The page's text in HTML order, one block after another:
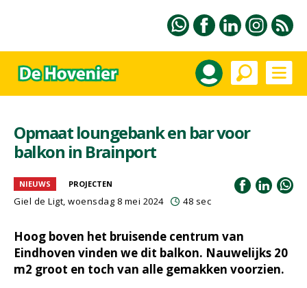
Opmaat loungebank en bar voor
balkon in Brainport
NIEUWS PROJECTEN
Giel de Ligt, woensdag 8 mei 2024 48 sec
Hoog boven het bruisende centrum van
Eindhoven vinden we dit balkon. Nauwelijks 20
m2 groot en toch van alle gemakken voorzien.